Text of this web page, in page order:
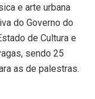
e arte urbana
do Governo do
de Cultura e
sendo 25
as de palestras.